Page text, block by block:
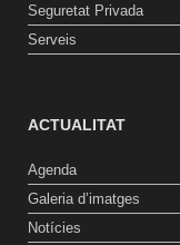
Seguretat Privada
Serveis
ACTUALITAT
Agenda
Galeria d’imatges
Notícies